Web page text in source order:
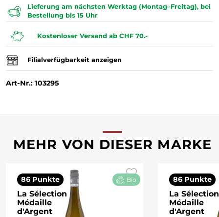
Lieferung am nächsten Werktag (Montag–Freitag), bei
Bestellung bis 15 Uhr
Kostenloser Versand ab CHF 70.-
Filialverfügbarkeit anzeigen
Art-Nr.: 103295
MEHR VON DIESER MARKE
86 Punkte
La Sélection
Médaille
d'Argent
Bio 86 Punkte
La Sélection
Médaille
d'Argent